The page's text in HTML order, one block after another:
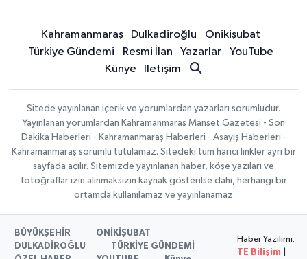
Kahramanmaraş Dulkadiroğlu
Onikişubat
Türkiye Gündemi
Resmi İlan Yazarlar
YouTube
Künye
İletişim
Sitede yayınlanan içerik ve yorumlardan yazarları sorumludur.
Yayınlanan yorumlardan Kahramanmaraş Manşet Gazetesi - Son
Dakika Haberleri - Kahramanmaraş Haberleri - Asayiş Haberleri -
Kahramanmaraş sorumlu tutulamaz. Sitedeki tüm harici linkler ayrı bir
sayfada açılır. Sitemizde yayınlanan haber, köşe yazıları ve
fotoğraflar izin alınmaksızın kaynak gösterilse dahi, herhangi bir
ortamda kullanılamaz ve yayınlanamaz
BÜYÜKŞEHİR
ONİKİŞUBAT
DULKADİROĞLU
TÜRKİYE GÜNDEMİ
Haber Yazılımı:
TE Bilişim